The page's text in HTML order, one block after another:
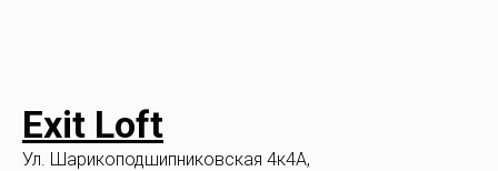
Exit Loft
Ул. Шарикоподшипниковская 4к4A,